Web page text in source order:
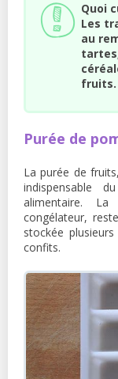
Quoi
Les
au
fruits.
Purée de
La purée de
indispensable
alimentaire.
congélateur,
stockée
confits.